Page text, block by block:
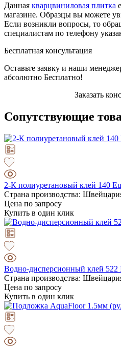
Данная кварцвиниловая плитка
магазине. Образцы вы можете
Если возникли вопросы, то
специалистам по телефону
Бесплатная консультация
Оставьте заявку и наши
абсолютно Бесплатно!
Заказать
Сопутствующие
2-К полиуретановый клей 140
Страна производства:
Цена по запросу
Купить в один клик
Водно-дисперсионный клей 522
Страна производства:
Цена по запросу
Купить в один клик